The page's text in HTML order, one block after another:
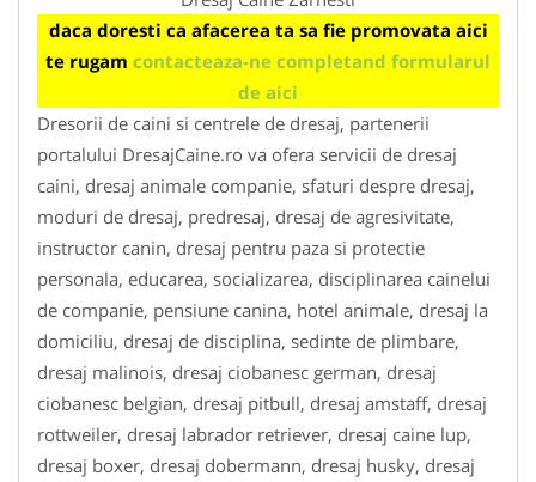
daca doresti ca afacerea ta sa fie promovata aici
te rugam contacteaza-ne completand formularul
de aici
Dresorii de caini si centrele de dresaj, partenerii
portalului DresajCaine.ro va ofera servicii de dresaj
caini, dresaj animale companie, sfaturi despre dresaj,
moduri de dresaj, predresaj, dresaj de agresivitate,
instructor canin, dresaj pentru paza si protectie
personala, educarea, socializarea, disciplinarea cainelui
de companie, pensiune canina, hotel animale, dresaj la
domiciliu, dresaj de disciplina, sedinte de plimbare,
dresaj malinois, dresaj ciobanesc german, dresaj
ciobanesc belgian, dresaj pitbull, dresaj amstaff, dresaj
rottweiler, dresaj labrador retriever, dresaj caine lup,
dresaj boxer, dresaj dobermann, dresaj husky, dresaj